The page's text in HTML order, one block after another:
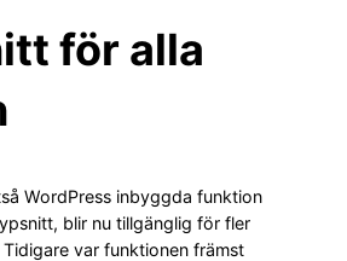
för alla
WordPress inbyggda funktion
blir nu tillgänglig för fler
var funktionen främst